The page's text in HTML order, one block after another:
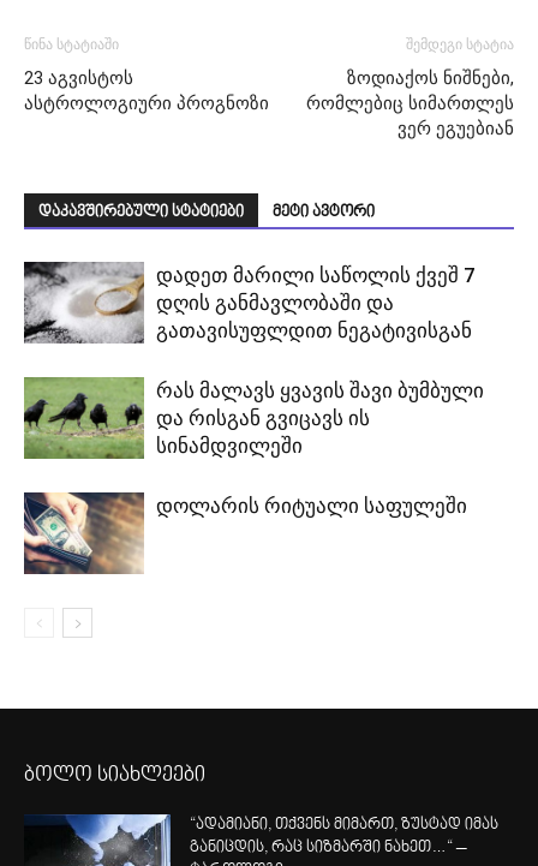
წინა სტატიაში
23 აგვისტოს
ასტროლოგიური პროგნოზი
შემდეგი სტატია
ზოდიაქოს ნიშნები,
რომლებიც სიმართლეს
ვერ ეგუებიან
დაკავშირებული სტატიები მეტი ავტორი
დადეთ მარილი საწოლის ქვეშ 7
დღის განმავლობაში და
გათავისუფლდით ნეგატივისგან
რას მალავს ყვავის შავი ბუმბული
და რისგან გვიცავს ის
სინამდვილეში
დოლარის რიტუალი საფულეში
ბოლო სიახლეები
“ადამიანი, თქვენს მიმართ, ზუსტად იმას
განიცდის, რაც სიზმარში ნახეთ…“ –